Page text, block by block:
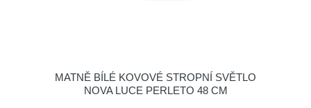
MATNĚ BÍLÉ KOVOVÉ STROPNÍ SVĚTLO
NOVA LUCE PERLETO 48 CM